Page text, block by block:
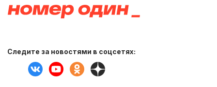
Следите за новостями в соцсетях: